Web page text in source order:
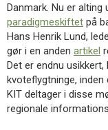
9.0:
Forside
10.0:
Nyheder
11.0:
Kalender
12.0:
Inspiration
13.0:
Værktøjskassen
14.0:
Mission
15.0:
Om
BaptistKirken
Danmark. Nu er alting
paradigmeskiftet på
Hans Henrik Lund,
gør i en anden artikel
Det er endnu
kvoteflygtninge,
KIT deltager i disse
regionale